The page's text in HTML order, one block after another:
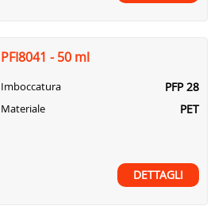
PFI8041 - 50 ml
Imboccatura PFP 28
Materiale PET
DETTAGLI